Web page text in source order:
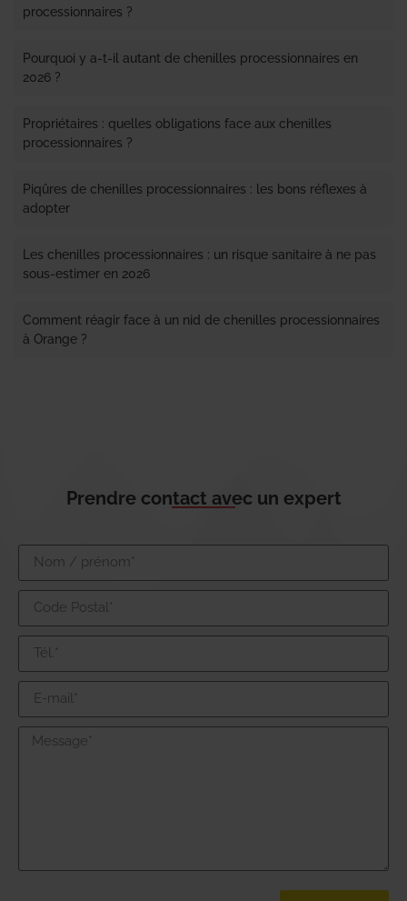
processionnaires ?
Pourquoi y a-t-il autant de chenilles processionnaires en
2026 ?
Propriétaires : quelles obligations face aux chenilles
processionnaires ?
Piqûres de chenilles processionnaires : les bons réflexes à
adopter
Les chenilles processionnaires : un risque sanitaire à ne pas
sous-estimer en 2026
Comment réagir face à un nid de chenilles processionnaires
à Orange ?
Prendre contact avec un expert